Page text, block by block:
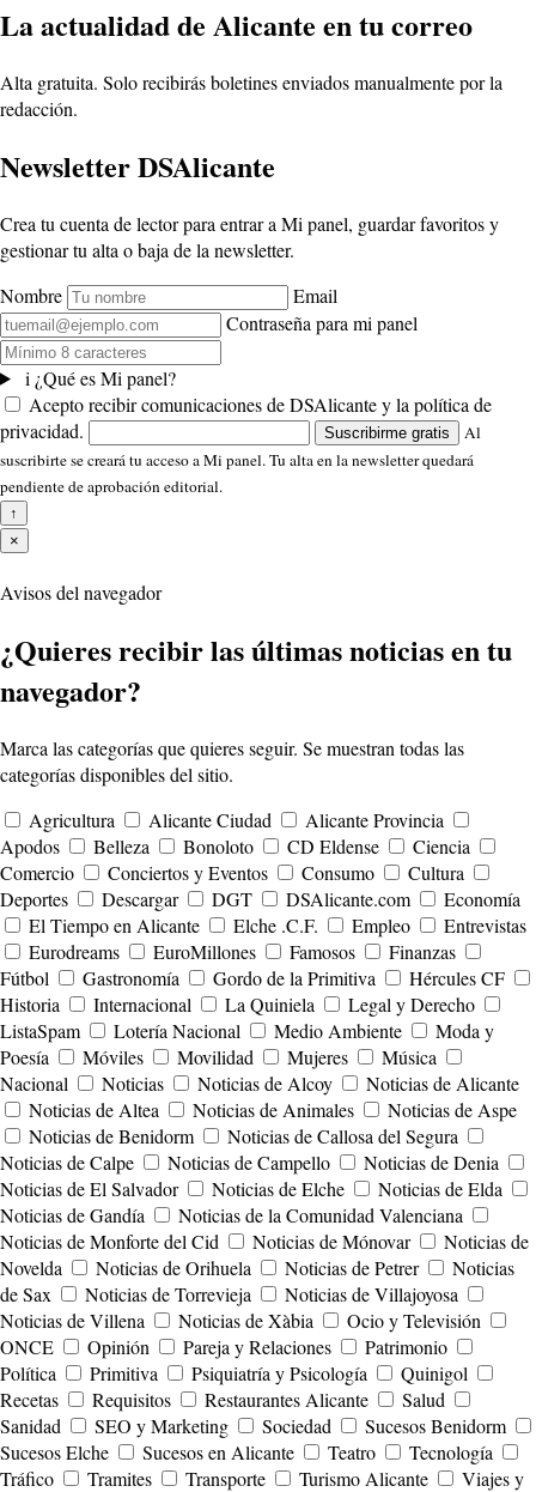
La actualidad de Alicante en tu correo
Alta gratuita. Solo recibirás boletines enviados manualmente por la
redacción.
Newsletter DSAlicante
Crea tu cuenta de lector para entrar a Mi panel, guardar favoritos y
gestionar tu alta o baja de la newsletter.
Nombre
Email
Contraseña para mi panel
i ¿Qué es Mi panel?
Acepto recibir comunicaciones de DSAlicante y la política de
privacidad.
Suscribirme gratis
Al
suscribirte se creará tu acceso a Mi panel. Tu alta en la newsletter quedará
pendiente de aprobación editorial.
↑
×
Avisos del navegador
¿Quieres recibir las últimas noticias en tu
navegador?
Marca las categorías que quieres seguir. Se muestran todas las
categorías disponibles del sitio.
Agricultura
Alicante Ciudad
Alicante Provincia
Apodos
Belleza Bonoloto CD Eldense
Ciencia
Comercio
Conciertos y Eventos Consumo
Cultura
Deportes
Descargar DGT DSAlicante.com
Economía
El Tiempo en Alicante
Elche .C.F. Empleo
Entrevistas
Eurodreams
EuroMillones Famosos
Finanzas
Fútbol
Gastronomía Gordo de la Primitiva
Hércules CF
Historia
Internacional La Quiniela
Legal y Derecho
ListaSpam
Lotería Nacional Medio Ambiente
Moda y
Poesía
Móviles Movilidad Mujeres
Música
Nacional
Noticias Noticias de Alcoy
Noticias de Alicante
Noticias de Altea
Noticias de Animales
Noticias de Aspe
Noticias de Benidorm
Noticias de Callosa del Segura
Noticias de Calpe
Noticias de Campello
Noticias de Denia
Noticias de El Salvador
Noticias de Elche
Noticias de Elda
Noticias de Gandía
Noticias de la Comunidad Valenciana
Noticias de Monforte del Cid
Noticias de Mónovar
Noticias de
Novelda
Noticias de Orihuela Noticias de Petrer
Noticias
de Sax
Noticias de Torrevieja
Noticias de Villajoyosa
Noticias de Villena
Noticias de Xàbia
Ocio y Televisión
ONCE
Opinión Pareja y Relaciones
Patrimonio
Política
Primitiva Psiquiatría y Psicología
Quinigol
Recetas
Requisitos Restaurantes Alicante
Salud
Sanidad
SEO y Marketing Sociedad
Sucesos Benidorm
Sucesos Elche
Sucesos en Alicante Teatro
Tecnología
Tráfico
Tramites Transporte Turismo Alicante
Viajes y